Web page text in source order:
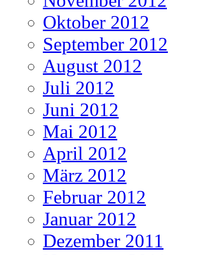
Oktober 2012
September 2012
August 2012
Juli 2012
Juni 2012
Mai 2012
April 2012
März 2012
Februar 2012
Januar 2012
Dezember 2011